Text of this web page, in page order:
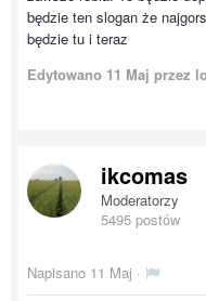
będzie ten slogan że
będzie tu i teraz
Edytowano 11 Maj przez
ikcomas
Moderatorzy
5495 postów
Napisano 11 Maj ·